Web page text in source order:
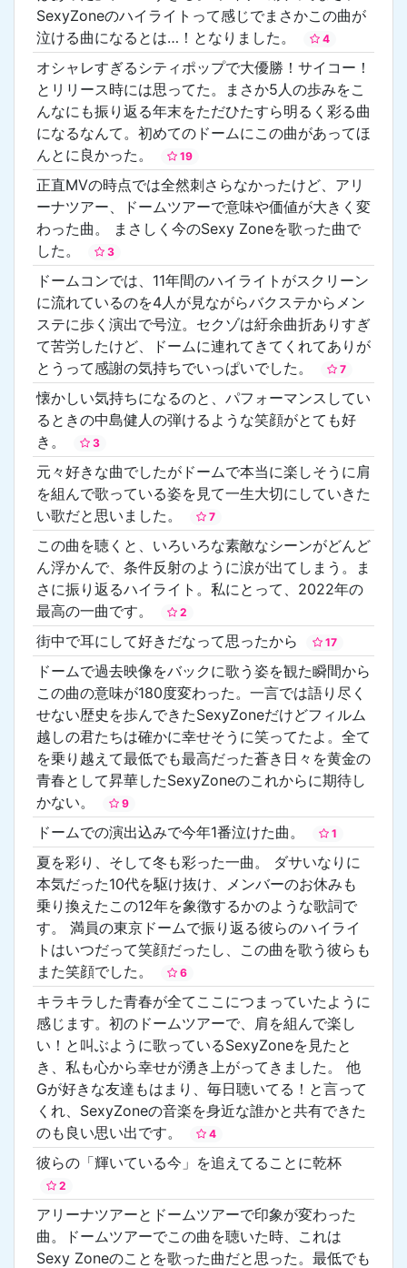
SexyZoneのハイライトって感じでまさかこの曲が
泣ける曲になるとは…！となりました。
4
オシャレすぎるシティポップで大優勝！サイコー！
とリリース時には思ってた。まさか5人の歩みをこ
んなにも振り返る年末をただひたすら明るく彩る曲
になるなんて。初めてのドームにこの曲があってほ
んとに良かった。
19
正直MVの時点では全然刺さらなかったけど、アリ
ーナツアー、ドームツアーで意味や価値が大きく変
わった曲。 まさしく今のSexy Zoneを歌った曲で
した。
3
ドームコンでは、11年間のハイライトがスクリーン
に流れているのを4人が見ながらバクステからメン
ステに歩く演出で号泣。セクゾは紆余曲折ありすぎ
て苦労したけど、ドームに連れてきてくれてありが
とうって感謝の気持ちでいっぱいでした。
7
懐かしい気持ちになるのと、パフォーマンスしてい
るときの中島健人の弾けるような笑顔がとても好
き。
3
元々好きな曲でしたがドームで本当に楽しそうに肩
を組んで歌っている姿を見て一生大切にしていきた
い歌だと思いました。
7
この曲を聴くと、いろいろな素敵なシーンがどんど
ん浮かんで、条件反射のように涙が出てしまう。ま
さに振り返るハイライト。私にとって、2022年の
最高の一曲です。
2
街中で耳にして好きだなって思ったから 17
ドームで過去映像をバックに歌う姿を観た瞬間から
この曲の意味が180度変わった。一言では語り尽く
せない歴史を歩んできたSexyZoneだけどフィルム
越しの君たちは確かに幸せそうに笑ってたよ。全て
を乗り越えて最低でも最高だった蒼き日々を黄金の
青春として昇華したSexyZoneのこれからに期待し
かない。
9
ドームでの演出込みで今年1番泣けた曲。 1
夏を彩り、そして冬も彩った一曲。 ダサいなりに
本気だった10代を駆け抜け、メンバーのお休みも
乗り換えたこの12年を象徴するかのような歌詞で
す。 満員の東京ドームで振り返る彼らのハイライ
トはいつだって笑顔だったし、この曲を歌う彼らも
また笑顔でした。
6
キラキラした青春が全てここにつまっていたように
感じます。初のドームツアーで、肩を組んで楽し
い！と叫ぶように歌っているSexyZoneを見たと
き、私も心から幸せが湧き上がってきました。 他
Gが好きな友達もはまり、毎日聴いてる！と言って
くれ、SexyZoneの音楽を身近な誰かと共有できた
のも良い思い出です。
4
彼らの「輝いている今」を追えてることに乾杯
2
アリーナツアーとドームツアーで印象が変わった
曲。ドームツアーでこの曲を聴いた時、これは
Sexy Zoneのことを歌った曲だと思った。最低でも